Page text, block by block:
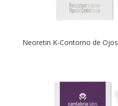
Neoretin K-Contorno de Ojos